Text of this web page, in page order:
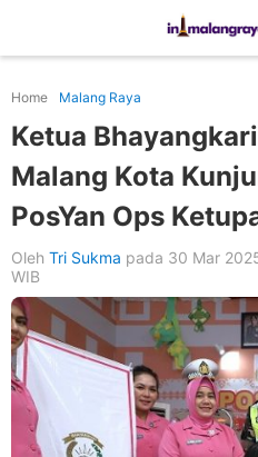
Home Malang Raya
Ketua
Malang Kota
PosYan Ops
Oleh Tri Sukma pada 30 Mar
WIB